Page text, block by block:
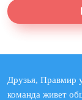
Друзья, Правмир
команда живет